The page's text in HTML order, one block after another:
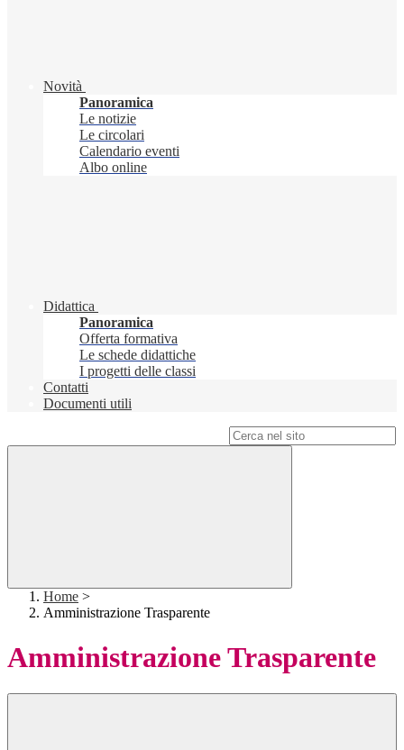
Novità
Panoramica
Le notizie
Le circolari
Calendario eventi
Albo online
Didattica
Panoramica
Offerta formativa
Le schede didattiche
I progetti delle classi
Contatti
Documenti utili
Home >
Amministrazione Trasparente
Amministrazione Trasparente